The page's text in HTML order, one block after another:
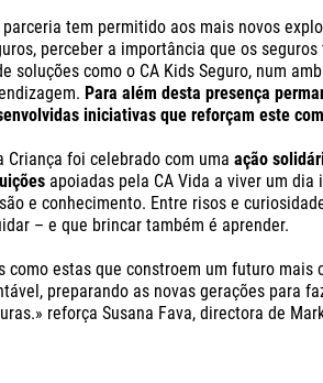
parceria tem permitido aos mais novos
perceber a importância que os seguros
soluções como o CA Kids Seguro, num
Para além desta presença
iniciativas que reforçam este
Criança foi celebrado com uma ação
apoiadas pela CA Vida a viver um dia
e conhecimento. Entre risos e
– e que brincar também é aprender.
como estas que constroem um futuro mais
preparando as novas gerações para
reforça Susana Fava, directora de